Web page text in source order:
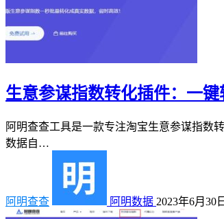
生意参谋指数转化插件：一
阿明查查工具是一款专注淘宝生意参谋指数
数据自…
阿明查查 阿明数据 2023年6月30日